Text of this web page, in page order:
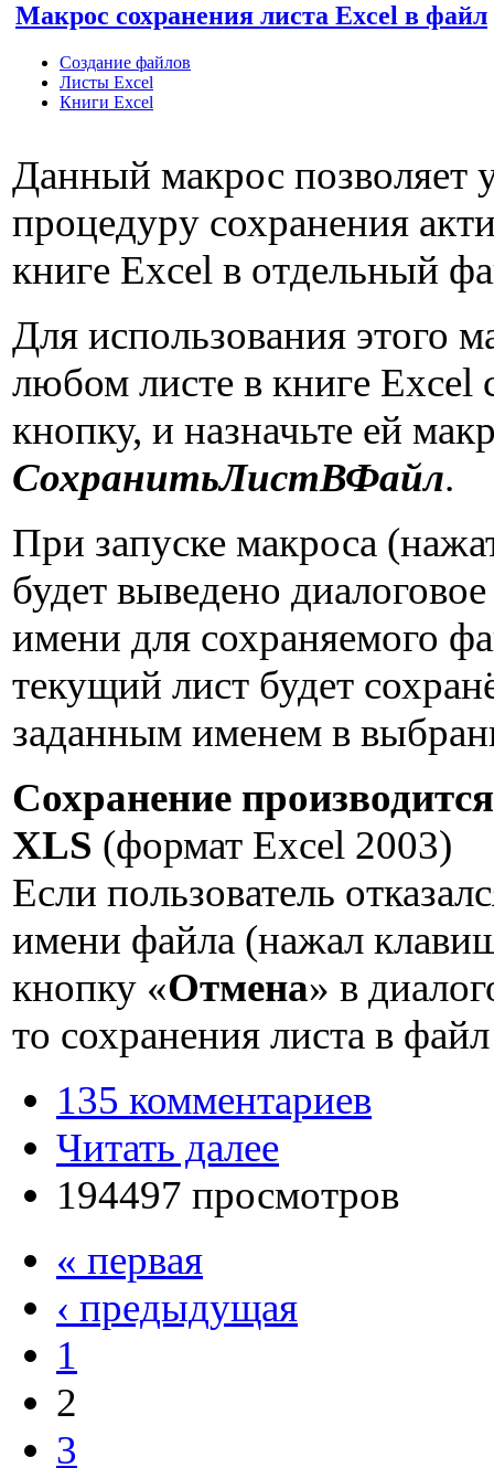
Макрос сохранения листа Excel в файл
Создание файлов
Листы Excel
Книги Excel
Данный макрос позволяет
процедуру сохранения
книге Excel в отдельный
Для использования этого
любом листе в книге Excel
кнопку, и назначьте ей
СохранитьЛистВФайл.
При запуске макроса
будет выведено
имени для сохраняемого
текущий лист будет
заданным именем в
Сохранение
XLS (формат Excel 2003)
Если пользователь
имени файла (нажал
кнопку «Отмена» в
то сохранения листа в
135 комментариев
Читать далее
194497 просмотров
« первая
‹ предыдущая
1
2
3